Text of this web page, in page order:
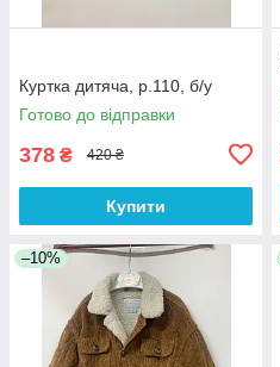
Куртка дитяча, р.110, б/у
Готово до відправки
378 ₴ 420 ₴
Купити
–10%